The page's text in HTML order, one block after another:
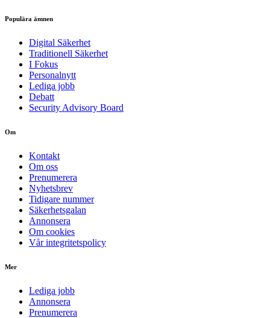
Populära ämnen
Digital Säkerhet
Traditionell Säkerhet
I Fokus
Personalnytt
Lediga jobb
Debatt
Security Advisory Board
Om
Kontakt
Om oss
Prenumerera
Nyhetsbrev
Tidigare nummer
Säkerhetsgalan
Annonsera
Om cookies
Vår integritetspolicy
Mer
Lediga jobb
Annonsera
Prenumerera